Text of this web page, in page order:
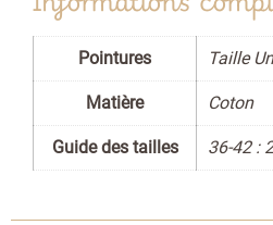
Pointures Taille
Matière Coton
Guide des tailles 36-42 :